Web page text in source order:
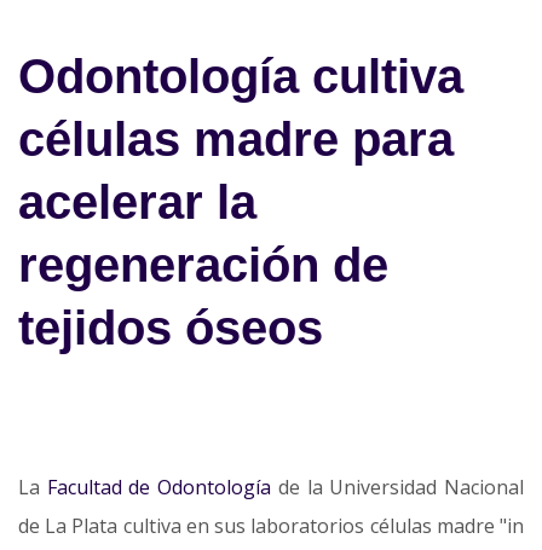
Odontología cultiva
células madre para
acelerar la
regeneración de
tejidos óseos
La Facultad de Odontología de la Universidad Nacional
de La Plata cultiva en sus laboratorios células madre "in